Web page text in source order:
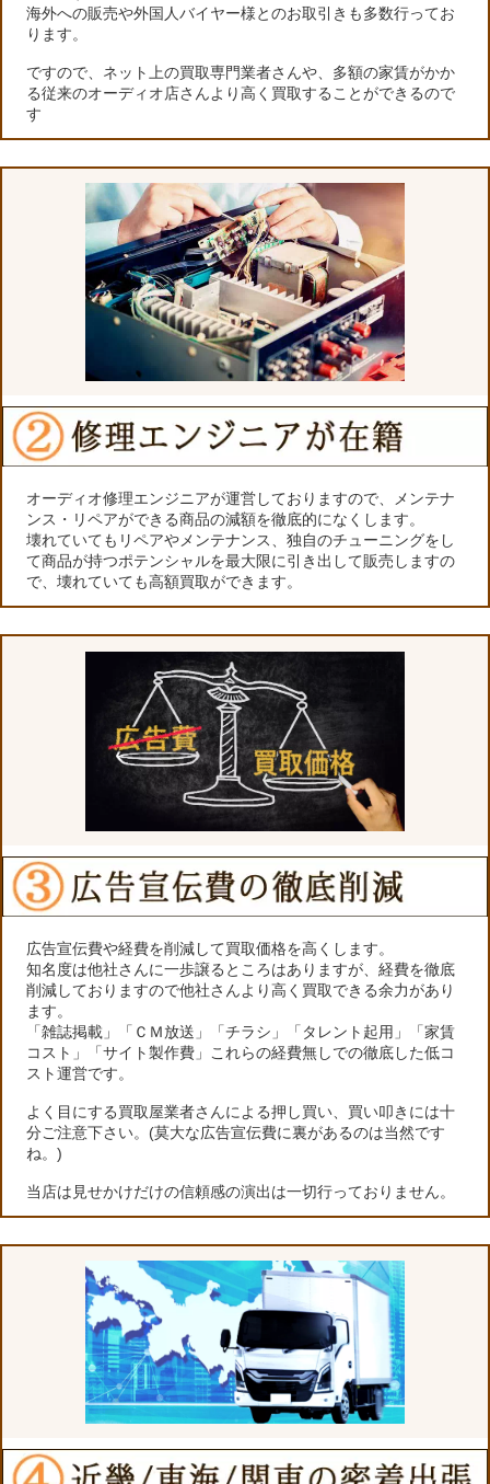
海外への販売や外国人バイヤー様とのお取引きも多数行ってお
ります。
ですので、ネット上の買取専門業者さんや、多額の家賃がかか
る従来のオーディオ店さんより高く買取することができるので
す
オーディオ修理エンジニアが運営しておりますので、メンテナ
ンス・リペアができる商品の減額を徹底的になくします。
壊れていてもリペアやメンテナンス、独自のチューニングをし
て商品が持つポテンシャルを最大限に引き出して販売しますの
で、壊れていても高額買取ができます。
広告宣伝費や経費を削減して買取価格を高くします。
知名度は他社さんに一歩譲るところはありますが、経費を徹底
削減しておりますので他社さんより高く買取できる余力があり
ます。
「雑誌掲載」「ＣＭ放送」「チラシ」「タレント起用」「家賃
コスト」「サイト製作費」これらの経費無しでの徹底した低コ
スト運営です。
よく目にする買取屋業者さんによる押し買い、買い叩きには十
分ご注意下さい。(莫大な広告宣伝費に裏があるのは当然です
ね。)
当店は見せかけだけの信頼感の演出は一切行っておりません。